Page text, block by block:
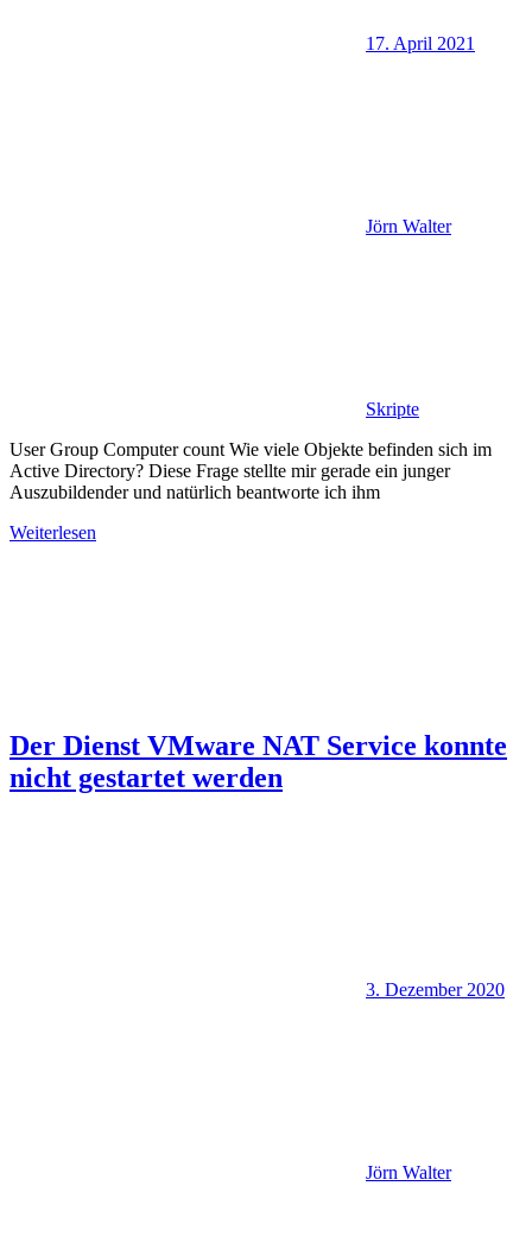
17. April 2021
Jörn Walter
Skripte
User Group Computer count Wie viele Objekte befinden sich im
Active Directory? Diese Frage stellte mir gerade ein junger
Auszubildender und natürlich beantworte ich ihm
Weiterlesen
Der Dienst VMware NAT Service konnte
nicht gestartet werden
3. Dezember 2020
Jörn Walter